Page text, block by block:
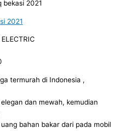
termurah di Indonesia ,
dan mewah, kemudian
bahan bakar dari pada mobil